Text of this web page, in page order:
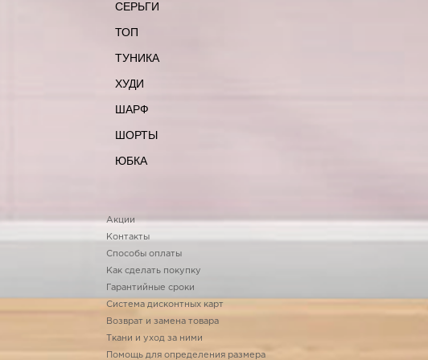
СЕРЬГИ
ТОП
ТУНИКА
ХУДИ
ШАРФ
ШОРТЫ
ЮБКА
Акции
Контакты
Способы оплаты
Как сделать покупку
Гарантийные сроки
Система дисконтных карт
Возврат и замена товара
Ткани и уход за ними
Помощь для определения размера